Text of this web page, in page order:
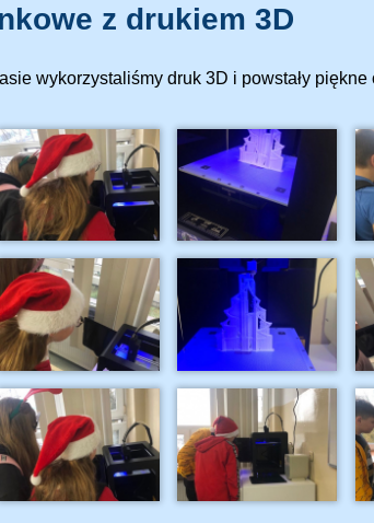
z drukiem 3D
wykorzystaliśmy druk 3D i powstały